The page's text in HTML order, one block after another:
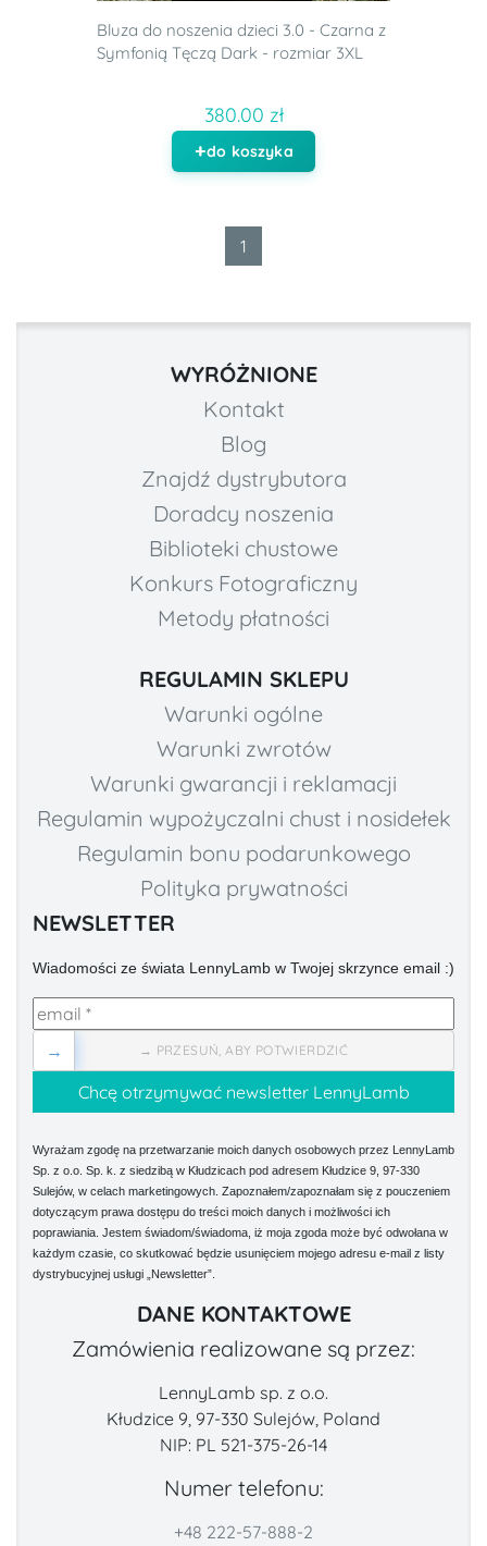
Bluza do noszenia dzieci 3.0 - Czarna z
Symfonią Tęczą Dark - rozmiar 3XL
380.00 zł
do koszyka
1
WYRÓŻNIONE
Kontakt
Blog
Znajdź dystrybutora
Doradcy noszenia
Biblioteki chustowe
Konkurs Fotograficzny
Metody płatności
REGULAMIN SKLEPU
Warunki ogólne
Warunki zwrotów
Warunki gwarancji i reklamacji
Regulamin wypożyczalni chust i nosidełek
Regulamin bonu podarunkowego
Polityka prywatności
NEWSLETTER
Wiadomości ze świata LennyLamb w Twojej skrzynce email :)
→ PRZESUŃ, ABY POTWIERDZIĆ
→
Wyrażam zgodę na przetwarzanie moich danych osobowych przez LennyLamb
Sp. z o.o. Sp. k. z siedzibą w Kłudzicach pod adresem Kłudzice 9, 97-330
Sulejów, w celach marketingowych. Zapoznałem/zapoznałam się z pouczeniem
dotyczącym prawa dostępu do treści moich danych i możliwości ich
poprawiania. Jestem świadom/świadoma, iż moja zgoda może być odwołana w
każdym czasie, co skutkować będzie usunięciem mojego adresu e-mail z listy
dystrybucyjnej usługi „Newsletter”.
DANE KONTAKTOWE
Zamówienia realizowane są przez:
LennyLamb sp. z o.o.
Kłudzice 9, 97-330 Sulejów, Poland
NIP: PL 521-375-26-14
Numer telefonu:
+48 222-57-888-2